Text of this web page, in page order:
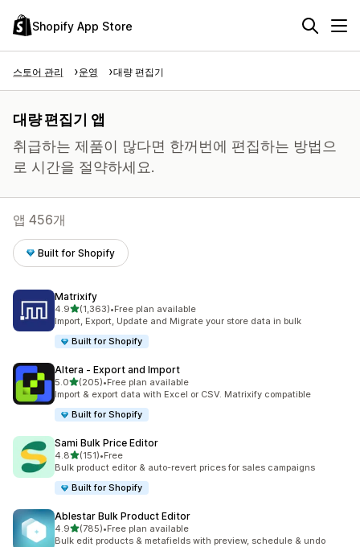
Shopify App Store
스토어 관리 운영 대량 편집기
대량 편집기 앱
취급하는 제품이 많다면 한꺼번에 편집하는 방법으
로 시간을 절약하세요.
앱 456개
Built for Shopify
Matrixify
4.9별 5개 중
(1,363)
총 리뷰 1363개
•Free plan available
Import, Export, Update and Migrate your store data in bulk
Built for Shopify
Altera ‑ Export and Import
5.0별 5개 중
(205)
총 리뷰 205개
•Free plan available
Import & export data with Excel or CSV. Matrixify compatible
Built for Shopify
Sami Bulk Price Editor
4.8별 5개 중
(151)
총 리뷰 151개
•Free
Bulk product editor & auto-revert prices for sales campaigns
Built for Shopify
Ablestar Bulk Product Editor
4.9별 5개 중
(785)
총 리뷰 785개
•Free plan available
Bulk edit products & metafields with preview, schedule & undo